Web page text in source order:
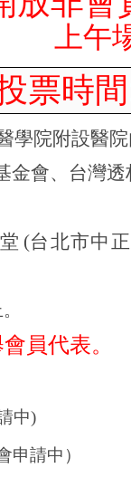
上午
票時間
學院附設醫院
會、台灣透
(台北市中
員代表。
中)
申請中）